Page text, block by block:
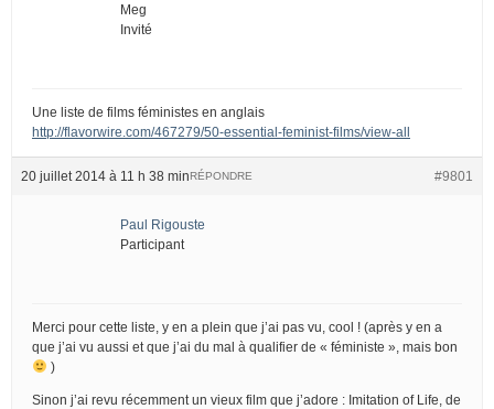
Meg
Invité
Une liste de films féministes en anglais
http://flavorwire.com/467279/50-essential-feminist-films/view-all
20 juillet 2014 à 11 h 38 min #9801
RÉPONDRE
Paul Rigouste
Participant
Merci pour cette liste, y en a plein que j’ai pas vu, cool ! (après y en a
que j’ai vu aussi et que j’ai du mal à qualifier de « féministe », mais bon
)
Sinon j’ai revu récemment un vieux film que j’adore : Imitation of Life, de